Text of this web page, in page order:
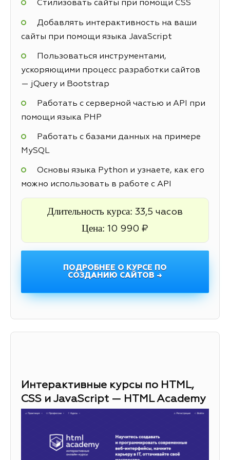
Стилизовать сайты при помощи CSS
Добавлять интерактивность на ваши
сайты при помощи языка JavaScript
Пользоваться инструментами,
ускоряющими процесс разработки сайтов
— jQuery и Bootstrap
Работать с серверной частью и API при
помощи языка PHP
Работать с базами данных на примере
MySQL
Основы языка Python и узнаете, как его
можно использовать в работе с API
Длительность курса: 33,5 часов
Цена: 10 990 ₽
ПОДРОБНЕЕ О КУРСЕ ПО
СОЗДАНИЮ САЙТОВ →
Интерактивные курсы по HTML,
CSS и JavaScript — HTML Academy